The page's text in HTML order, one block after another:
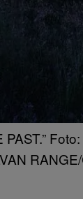
PAST.”